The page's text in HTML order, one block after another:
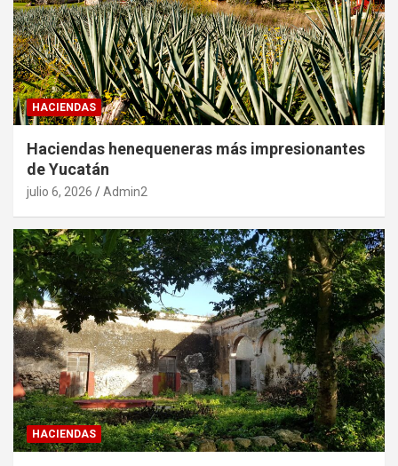
HACIENDAS
Haciendas henequeneras más impresionantes
de Yucatán
julio 6, 2026 Admin2
HACIENDAS